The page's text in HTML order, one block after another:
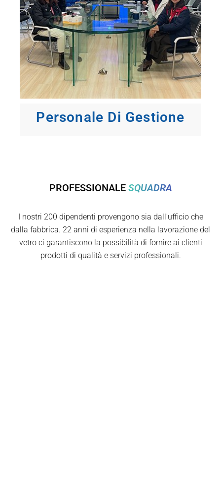
Personale Di Gestione
PROFESSIONALE SQUADRA
I nostri 200 dipendenti provengono sia dall'ufficio che
dalla fabbrica. 22 anni di esperienza nella lavorazione del
vetro ci garantiscono la possibilità di fornire ai clienti
prodotti di qualità e servizi professionali.